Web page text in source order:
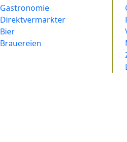
Gastronomie
Direktvermarkter
Bier
Brauereien